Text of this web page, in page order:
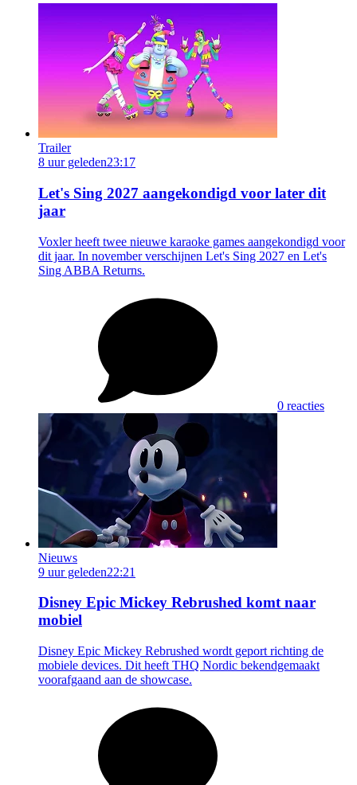
Trailer
8 uur geleden23:17
Let's Sing 2027 aangekondigd voor later dit
jaar
Voxler heeft twee nieuwe karaoke games aangekondigd voor
dit jaar. In november verschijnen Let's Sing 2027 en Let's
Sing ABBA Returns.
0 reacties
Nieuws
9 uur geleden22:21
Disney Epic Mickey Rebrushed komt naar
mobiel
Disney Epic Mickey Rebrushed wordt geport richting de
mobiele devices. Dit heeft THQ Nordic bekendgemaakt
voorafgaand aan de showcase.